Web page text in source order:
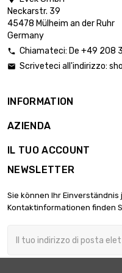
lunghezza : 50 Meter
larghezza : 5mm
Spessore/Resistenza
larghezza : 5mm
0.025mm
0.025mm
lunghezza : 0.2
Spessore/
0.025mm
larghezza : 10mm
Neckarstr. 39
45478 Mülheim an der Ruhr
Germany
 Chiamateci: De +49 208
 Scriveteci all'indirizzo:
INFORMATION
AZIENDA
IL TUO ACCOUNT
NEWSLETTER
Sie können Ihr
Kontaktinformationen finden